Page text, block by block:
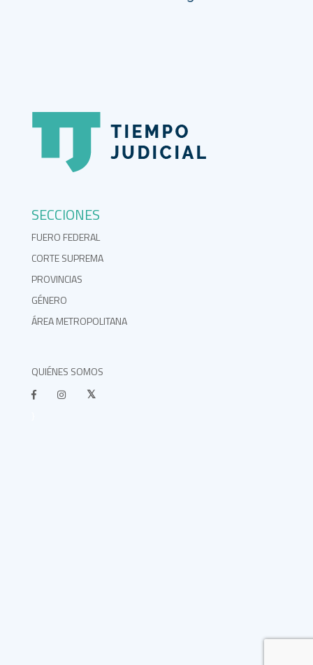
SECCIONES
FUERO FEDERAL
CORTE SUPREMA
PROVINCIAS
GÉNERO
ÁREA METROPOLITANA
QUIÉNES SOMOS